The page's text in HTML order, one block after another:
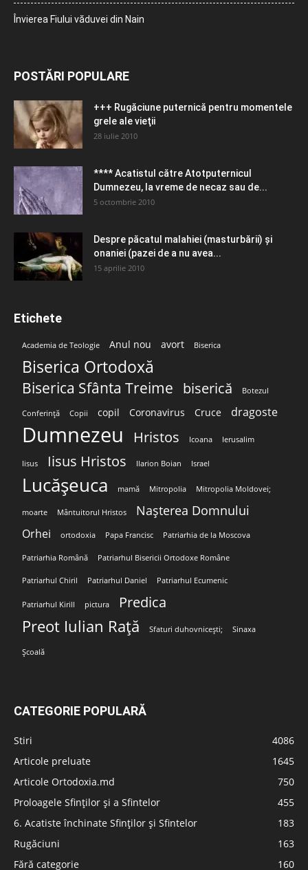
Învierea Fiului văduvei din Nain
POSTĂRI POPULARE
+++ Rugăciune puternică pentru momentele
grele ale vieţii
28 iulie 2010
**** Acatistul către Atotputernicul
Dumnezeu, la vreme de necaz sau de...
5 octombrie 2010
Despre păcatul malahiei (masturbării) şi
onaniei (pazei de a nu avea...
15 aprilie 2010
Etichete
Academia de Teologie Anul nou avort Biserica
Biserica Ortodoxă
Biserica Sfânta Treime biserică Botezul
Conferință Copii copil Coronavirus Cruce dragoste
Dumnezeu Hristos Icoana Ierusalim
Iisus Iisus Hristos Ilarion Boian Israel
Lucășeuca mamă Mitropolia Mitropolia Moldovei;
moarte Mântuitorul Hristos Nașterea Domnului
Orhei ortodoxia Papa Francisc Patriarhia de la Moscova
Patriarhia Română Patriarhul Bisericii Ortodoxe Române
Patriarhul Chiril Patriarhul Daniel Patriarhul Ecumenic
Patriarhul Kirill pictura Predica
Preot Iulian Rață Sfaturi duhovnicești; Sinaxa
Școală
CATEGORIE POPULARĂ
Stiri
4086
Articole preluate
1645
Articole Ortodoxia.md
750
Proloagele Sfinților și a Sfintelor
455
6. Acatiste închinate Sfinților și Sfintelor
183
Rugăciuni
163
Fără categorie
160